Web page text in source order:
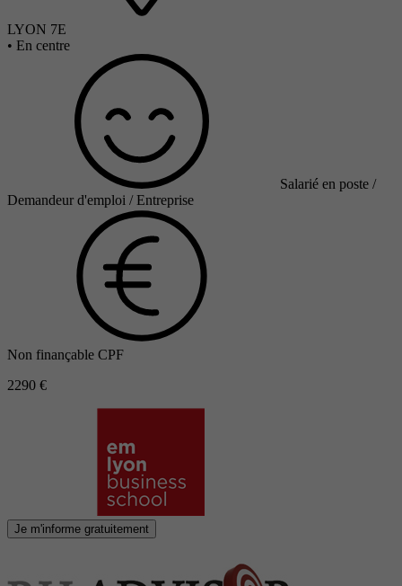
LYON 7E
• En centre
Salarié en poste /
Demandeur d'emploi / Entreprise
Non finançable CPF
2290 €
Je m'informe gratuitement